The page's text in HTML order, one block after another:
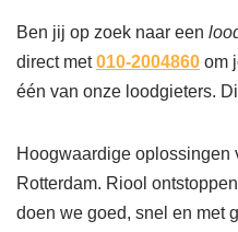
Ben jij op zoek naar een
direct met010-2004860 om
één van onze loodgieters.
Hoogwaardige oplossingen
Rotterdam. Riool
doen we goed, snel en met